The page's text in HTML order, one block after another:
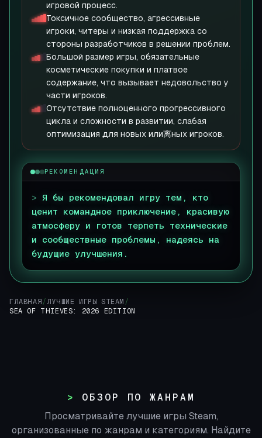
игровой процесс.
Токсичное сообщество, агрессивные
игроки, читеры и низкая поддержка со
стороны разработчиков в решении проблем.
Большой размер игры, обязательные
косметические покупки и платвое
содержание, что вызывает недовольство у
части игроков.
Отсутствие полноценного прогрессивного
цикла и сложности в развитии, слабая
оптимизация для новых или离ных игроков.
РЕКОМЕНДАЦИЯ
> Я бы рекомендовал игру тем, кто
ценит командное приключение, красивую
атмосферу и готов терпеть технические
и сообществные проблемы, надеясь на
будущие улучшения.
ГЛАВНАЯ /ЛУЧШИЕ ИГРЫ STEAM /
SEA OF THIEVES: 2026 EDITION
ОБЗОР ПО ЖАНРАМ
Просматривайте лучшие игры Steam,
организованные по жанрам и категориям. Найдите